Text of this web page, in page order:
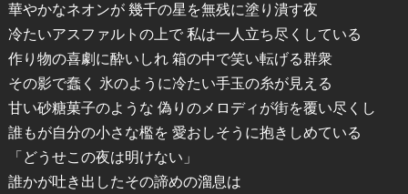
華やかなネオンが 幾千の星を無残に塗り潰す夜
冷たいアスファルトの上で 私は一人立ち尽くしている
作り物の喜劇に酔いしれ 箱の中で笑い転げる群衆
その影で蠢く 氷のように冷たい手玉の糸が見える
甘い砂糖菓子のような 偽りのメロディが街を覆い尽くし
誰もが自分の小さな檻を 愛おしそうに抱きしめている
「どうせこの夜は明けない」
誰かが吐き出したその諦めの溜息は